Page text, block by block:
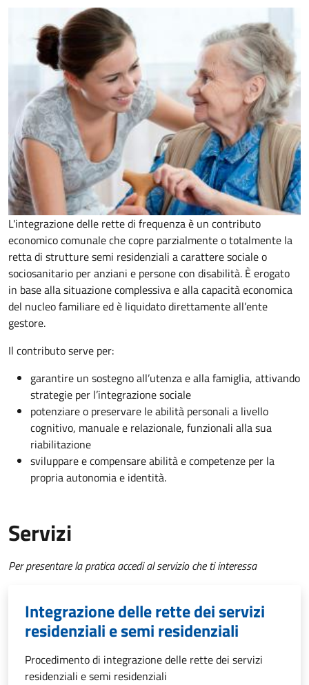
L'integrazione delle rette di frequenza è un contributo
economico comunale che copre parzialmente o totalmente la
retta di strutture semi residenziali a carattere sociale o
sociosanitario per anziani e persone con disabilità. È erogato
in base alla situazione complessiva e alla capacità economica
del nucleo familiare ed è liquidato direttamente all’ente
gestore.
Il contributo serve per:
garantire un sostegno all’utenza e alla famiglia, attivando
strategie per l’integrazione sociale
potenziare o preservare le abilità personali a livello
cognitivo, manuale e relazionale, funzionali alla sua
riabilitazione
sviluppare e compensare abilità e competenze per la
propria autonomia e identità.
Servizi
Per presentare la pratica accedi al servizio che ti interessa
Integrazione delle rette dei servizi
residenziali e semi residenziali
Procedimento di integrazione delle rette dei servizi
residenziali e semi residenziali